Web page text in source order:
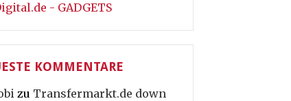
- GADGETS
KOMMENTARE
zu Transfermarkt.de down